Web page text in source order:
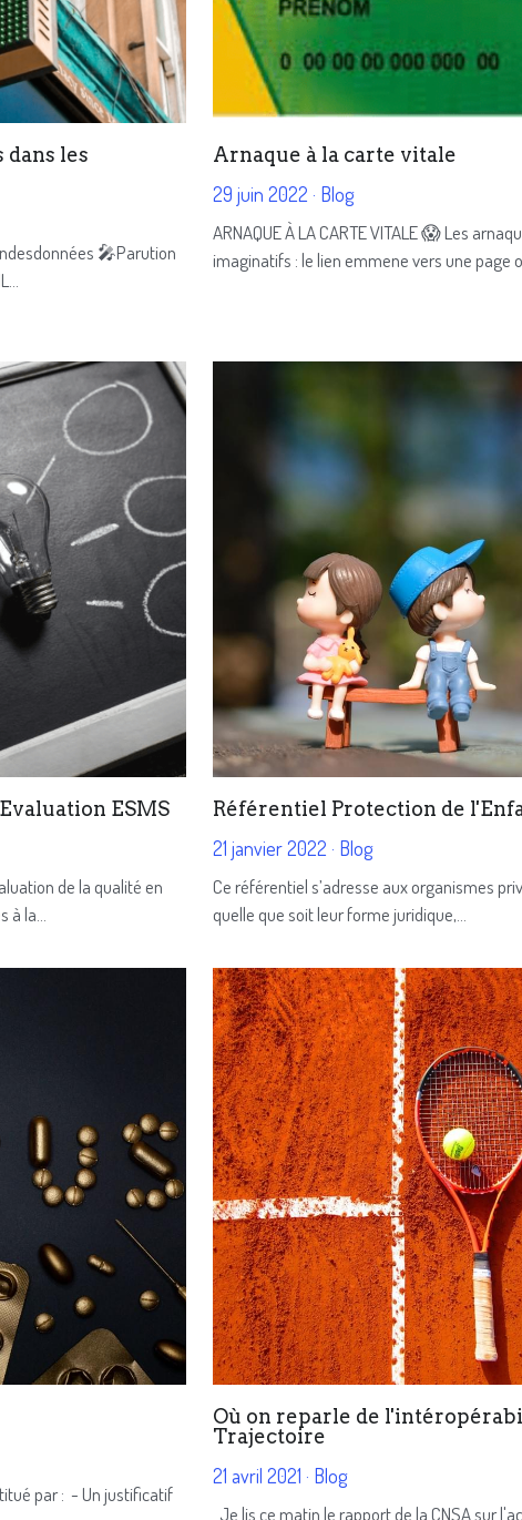
dans les
🎤Parution
Arnaque à la carte vitale
29 juin 2022 · Blog
ARNAQUE À LA CARTE VITALE 😱 Les
imaginatifs : le lien emmene vers une page
ESMS
de la qualité en
à la...
Référentiel Protection de
21 janvier 2022 · Blog
Ce référentiel s’adresse aux organismes
quelle que soit leur forme juridique,...
par : - Un justificatif
Où on reparle de
Trajectoire
21 avril 2021 · Blog
Je lis ce matin le rapport de la CNSA sur